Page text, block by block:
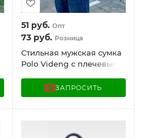
51руб. Опт
73руб. Розница
Стильная мужская сумка
Polo Videng с плечевым
ЗАПРОСИТЬ